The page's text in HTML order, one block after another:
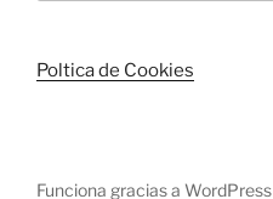
Poltica de Cookies
Funciona gracias a WordPress